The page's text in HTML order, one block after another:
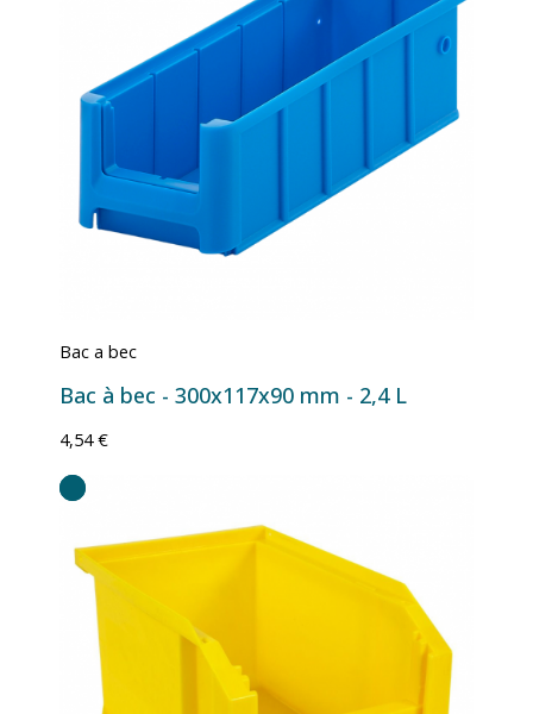
Bac a bec
Bac à bec - 300x117x90 mm - 2,4 L
4,54 €